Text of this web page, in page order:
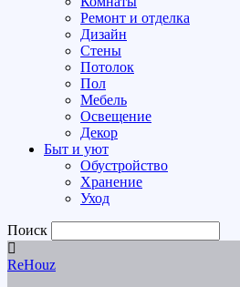
Ремонт и отделка
Дизайн
Стены
Потолок
Пол
Мебель
Освещение
Декор
Быт и уют
Обустройство
Хранение
Уход
Поиск
ReHouz